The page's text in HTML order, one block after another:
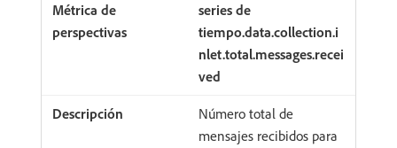
series de
tiempo.data.collection.i
nlet.total.messages.recei
ved
Número total de
mensajes recibidos para